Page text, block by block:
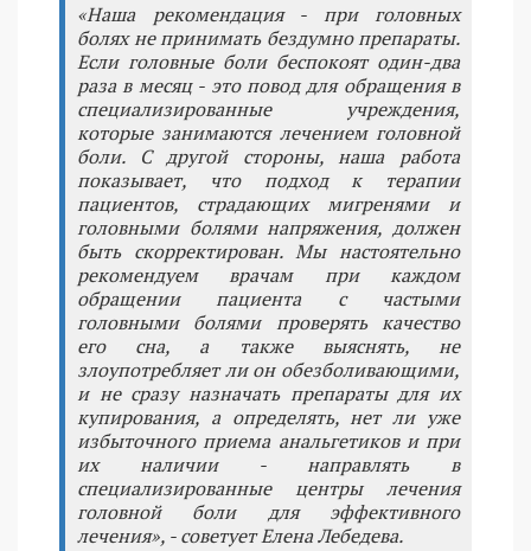
«Наша рекомендация - при головных
болях не принимать бездумно препараты.
Если головные боли беспокоят один-два
раза в месяц - это повод для обращения в
специализированные учреждения,
которые занимаются лечением головной
боли. С другой стороны, наша работа
показывает, что подход к терапии
пациентов, страдающих мигренями и
головными болями напряжения, должен
быть скорректирован. Мы настоятельно
рекомендуем врачам при каждом
обращении пациента с частыми
головными болями проверять качество
его сна, а также выяснять, не
злоупотребляет ли он обезболивающими,
и не сразу назначать препараты для их
купирования, а определять, нет ли уже
избыточного приема анальгетиков и при
их наличии - направлять в
специализированные центры лечения
головной боли для эффективного
лечения», - советует Елена Лебедева.